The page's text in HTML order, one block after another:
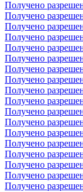
Получено
Получено
Получено
Получено
Получено
Получено
Получено
Получено
Получено
Получено
Получено
Получено
Получено
Получено
Получено
Получено
Получено
Получено